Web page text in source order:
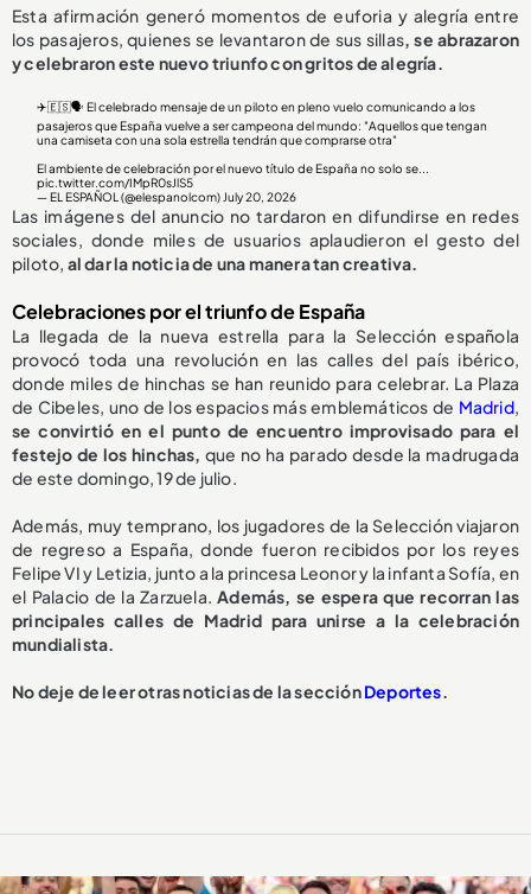
Esta afirmación generó momentos de euforia y alegría entre
los pasajeros, quienes se levantaron de sus sillas, se abrazaron
y celebraron este nuevo triunfo con gritos de alegría.
✈️🇪🇸🗣️ El celebrado mensaje de un piloto en pleno vuelo comunicando a los
pasajeros que España vuelve a ser campeona del mundo: "Aquellos que tengan
una camiseta con una sola estrella tendrán que comprarse otra"
El ambiente de celebración por el nuevo título de España no solo se...
pic.twitter.com/IMpR0sJlS5
— EL ESPAÑOL (@elespanolcom) July 20, 2026
Las imágenes del anuncio no tardaron en difundirse en redes
sociales, donde miles de usuarios aplaudieron el gesto del
piloto, al dar la noticia de una manera tan creativa.
Celebraciones por el triunfo de España
La llegada de la nueva estrella para la Selección española
provocó toda una revolución en las calles del país ibérico,
donde miles de hinchas se han reunido para celebrar. La Plaza
de Cibeles, uno de los espacios más emblemáticos de Madrid,
se convirtió en el punto de encuentro improvisado para el
festejo de los hinchas, que no ha parado desde la madrugada
de este domingo, 19 de julio.
Además, muy temprano, los jugadores de la Selección viajaron
de regreso a España, donde fueron recibidos por los reyes
Felipe VI y Letizia, junto a la princesa Leonor y la infanta Sofía, en
el Palacio de la Zarzuela.Además, se espera que recorran las
principales calles de Madrid para unirse a la celebración
mundialista.
No deje de leer otras noticias de la secciónDeportes.